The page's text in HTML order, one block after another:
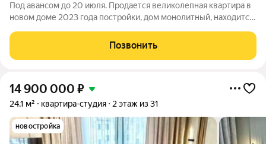
Под авансом до 20 июля. Продается великолепная квартира в
новом доме 2023 года постройки, дом монолитный, находится
кластер с развитой инфраструктурой. Внутри выдержана
концепция домов без
Позвонить
14 900 000 ₽
24,1 м² квартира-студия 2 этаж из 31
новостройка